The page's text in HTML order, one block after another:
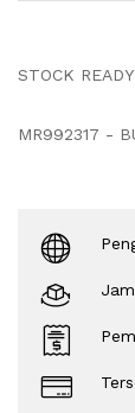
STOCK READY
MR992317 -